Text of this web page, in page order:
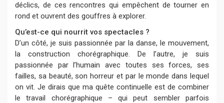
déclics, de ces rencontres qui empêchent de tourner en
rond et ouvrent des gouffres à explorer.
Qu’est-ce qui nourrit vos spectacles ?
D’un côté, je suis passionnée par la danse, le mouvement,
la construction chorégraphique. De l’autre, je suis
passionnée par l’humain avec toutes ses forces, ses
failles, sa beauté, son horreur et par le monde dans lequel
on vit. Je dirais que ma quête continuelle est de combiner
le travail chorégraphique – qui peut sembler parfois